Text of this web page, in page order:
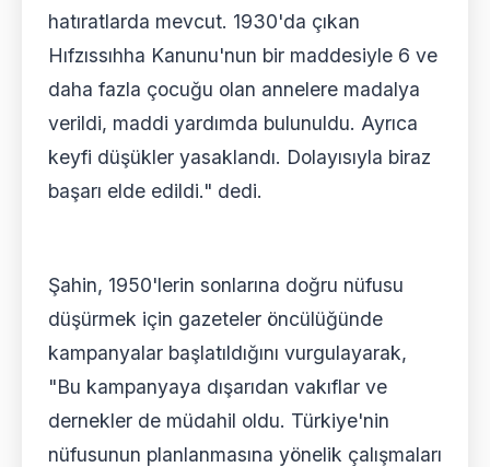
hatıratlarda mevcut. 1930'da çıkan
Hıfzıssıhha Kanunu'nun bir maddesiyle 6 ve
daha fazla çocuğu olan annelere madalya
verildi, maddi yardımda bulunuldu. Ayrıca
keyfi düşükler yasaklandı. Dolayısıyla biraz
başarı elde edildi." dedi.
Şahin, 1950'lerin sonlarına doğru nüfusu
düşürmek için gazeteler öncülüğünde
kampanyalar başlatıldığını vurgulayarak,
"Bu kampanyaya dışarıdan vakıflar ve
dernekler de müdahil oldu. Türkiye'nin
nüfusunun planlanmasına yönelik çalışmaları